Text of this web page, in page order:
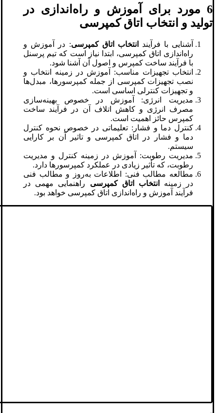
6 مورد برای آموزش و راه‌اندازی در
تولید و انتخاب اتاق کمپرسی
آشنایی با فرآیند انتخاب اتاق کمپرسی: در آموزش و
راه‌اندازی اتاق کمپرسی، ابتدا نیاز است که تیم پرسنل
با فرآیند ساخت کمپرس و اصول آن آشنا شود.
انتخاب تجهیزات مناسب: آموزش در زمینه انتخاب و
نصب تجهیزات کمپرسی از جمله کمپرسورها، مبدل‌ها
و تجهیزات کنترلی اساسی است.
مدیریت انرژی: آموزش در خصوص بهینه‌سازی
مصرف انرژی و کاهش اتلاف آن در فرآیند ساخت
کمپرس حائز اهمیت است.
کنترل دما و فشار: تعلیماتی در خصوص نحوه کنترل
دما و فشار در اتاق کمپرسی و تاثیر آن بر کارایی
سیستم.
مدیریت رطوبت: آموزش در زمینه کنترل و مدیریت
رطوبت، که تأثیر زیادی در عملکرد کمپرسورها دارد.
مطالعه مطالب فنی: اطلاعات به‌روز و مطالب فنی
در زمینه
انتخاب اتاق کمپرسی راهنمایی مهمی در
فرآیند آموزش و راه‌اندازی اتاق کمپرسی خواهد بود.